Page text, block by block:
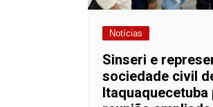
Notícias
Sinseri e
sociedade civil